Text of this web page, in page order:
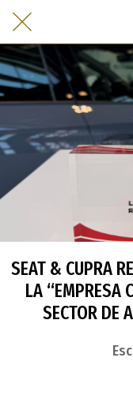
SEAT & CUPRA
LA “EMPRESA
SECTOR DE